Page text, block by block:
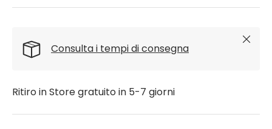
Consulta i tempi di consegna
Chiudi
Ritiro in Store gratuito in 5-7 giorni